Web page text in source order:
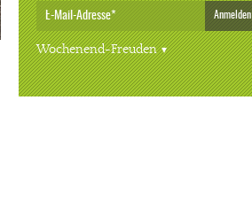
Anmelden
Wochenend-Freuden